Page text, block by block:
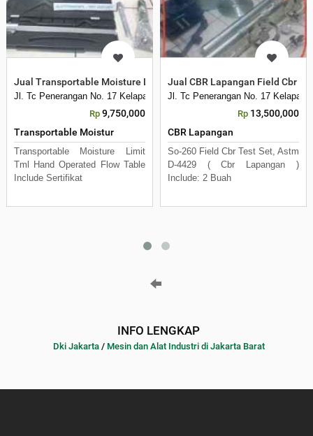
Jual Transportable Moisture Limit TML Hand Operation
Jl. Tc Penerangan No. 17 Kelapa Dua Kebon Jeruk
Rp 9,750,000
Transportable Moistur
Transportable Moisture Limit
Tml Hand Operated Flow Table
Include Sertifikat
Jual CBR Lapangan Field Cbr
Jl. Tc Penerangan No. 17 Kelapa
Rp 13,500,000
CBR Lapangan
So-260 Field Cbr Test Set, Astm
D-4429 ( Cbr Lapangan )
Include: 2 Buah
INFO LENGKAP
Dki Jakarta/ Mesin dan Alat Industri di Jakarta Barat